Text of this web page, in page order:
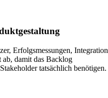
Erfolgsmessungen,
damit das Backlog
tatsächlich benötigen.